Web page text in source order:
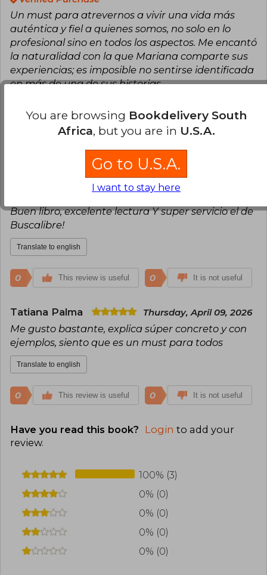
homenajeada por Mattel con una Barbie única
en su honor.
Mariana es licenciada en Relaciones
Internacionales por la London School of
Economics y tiene una maestría en
Administración Pública por la Universidad de
Columbia. Vive en Lima, Perú, junto a su esposo
hobbies favoritos son correr frente al mar, leer
novelas y disfrutar de la compañía de sus
personas más queridas. Carreras con propósito
es su primer libro.
Un must para atrevernos a vivir una vida más
auténtica y fiel a quienes somos, no solo en lo
profesional sino en todos los aspectos. Me encantó
la naturalidad con la que Mariana comparte sus
experiencias; es imposible no sentirse identificada
en más de una de sus historias.
This review is useful 0 It is not useful
Anonymous User
Thursday, March 19,
Buen libro, excelente lectura Y super servicio el de
Buscalibre!
Translate to english
0 This review is useful 0 It is not useful
Tatiana Palma Thursday, April 09, 2026
Me gusto bastante, explica súper concreto y con
ejemplos, siento que es un must para todos
Translate to english
0 This review is useful 0 It is not useful
Have you read this book? Login to add your
review.
100% (3)
0% (0)
0% (0)
0% (0)
0% (0)
You are browsing Bookdelivery South
Africa, but you are in U.S.A.
Go to U.S.A.
I want to stay here